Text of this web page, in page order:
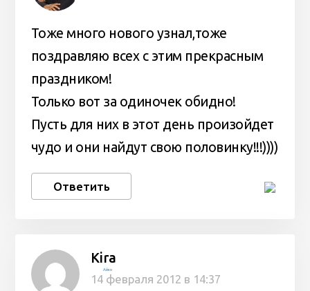
Тоже много нового узнал,тоже
поздравляю всех с этим прекрасным
праздником!
Только вот за одиночек обидно!
Пусть для них в этот день произойдет
чудо и они найдут свою половинку!!!))))
Ответить
Kira
Айко
14 февраля 2012 в 14:37